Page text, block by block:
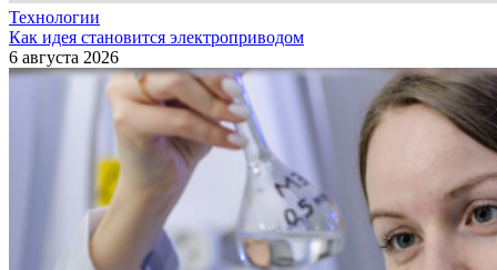
Технологии
Как идея становится электроприводом
6 августа 2026